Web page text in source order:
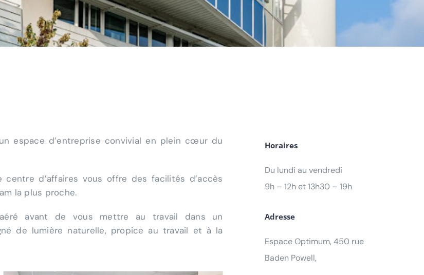
espace d’entreprise convivial en plein cœur du
d’affaires vous offre des facilités d’accès
la plus proche.
avant de vous mettre au travail dans un
de lumière naturelle, propice au travail et à la
Horaires
Du lundi au vendredi
9h – 12h et 13h30 – 19h
Adresse
Espace Optimum, 450 rue
Baden Powell,
éligibiliéau Bilan de
à nos questions ci-dessous et… verdict !
à nos questions ci-dessous et… verdict !